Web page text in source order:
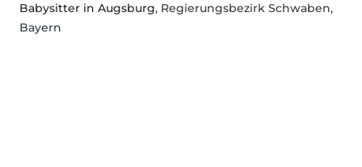
Babysitter in Augsburg, Regierungsbezirk Schwaben,
Bayern